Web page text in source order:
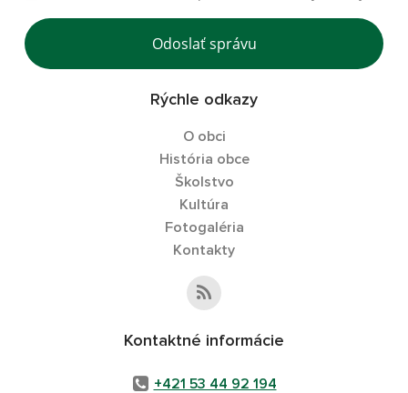
Odoslať správu
Rýchle odkazy
O obci
História obce
Školstvo
Kultúra
Fotogaléria
Kontakty
Kontaktné informácie
+421 53 44 92 194